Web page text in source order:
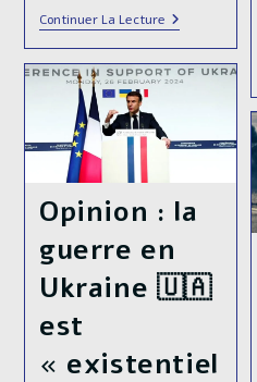
Continuer La LectureAu
Maroc,
Visite
D’État
Exceptionnelle
Emmanuel
Opinion : la
guerre en
Ukraine 🇺🇦
est
« existentiel